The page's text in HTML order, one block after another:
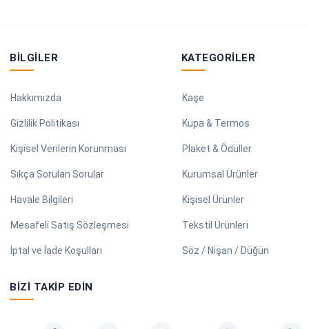
BILGILER
Hakkımızda
Gizlilik Politikası
Kişisel Verilerin Korunması
Sıkça Sorulan Sorular
Havale Bilgileri
Mesafeli Satış Sözleşmesi
İptal ve İade Koşulları
KATEGORILER
Kaşe
Kupa & Termos
Plaket & Ödüller
Kurumsal Ürünler
Kişisel Ürünler
Tekstil Ürünleri
Söz / Nişan / Düğün
BIZI TAKIP EDIN